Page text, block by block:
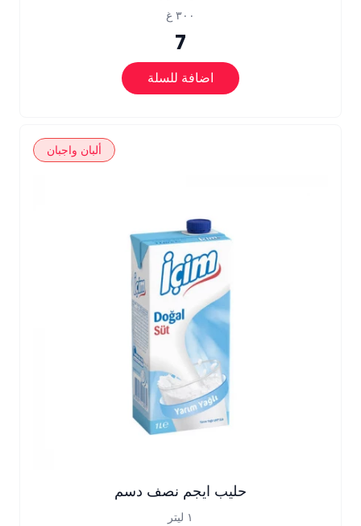
٣٠٠ غ
7
اضافة للسلة
ألبان واجبان
حليب ايجم نصف دسم
١ ليتر